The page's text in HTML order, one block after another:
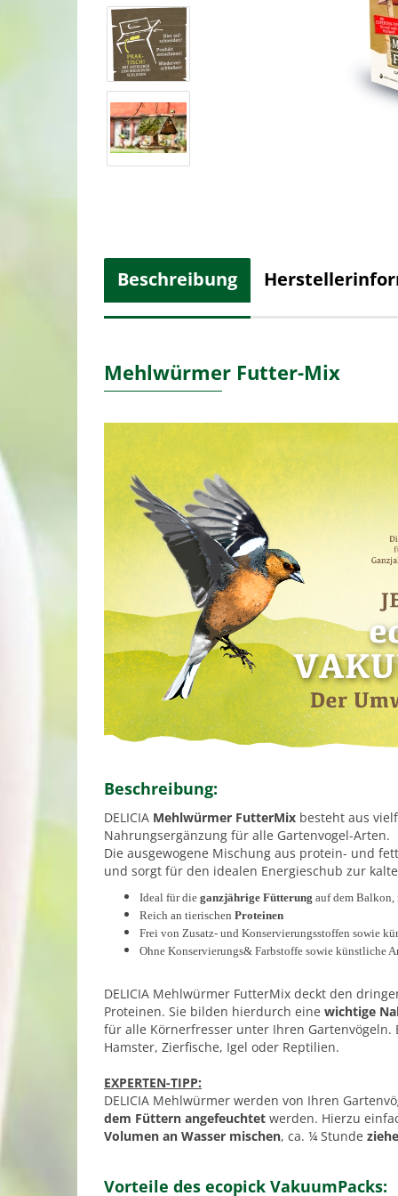
Beschreibung
Mehlwürmer Futter-Mix
Beschreibung:
DELICIA Mehlwürmer FutterMix besteht aus
Nahrungsergänzung für alle Gartenvogel-Arten.
Die ausgewogene Mischung aus protein- und
und sorgt für den idealen Energieschub zur
Ideal für die ganzjährige Fütterung auf dem Balkon,
Reich an tierischen Proteinen
Frei von Zusatz- und Konservierungsstoffen sowie
Ohne Konservierungs& Farbstoffe sowie künstliche
DELICIA Mehlwürmer FutterMix deckt den
Proteinen. Sie bilden hierdurch eine wichtige
für alle Körnerfresser unter Ihren Gartenvögeln.
Hamster, Zierfische, Igel oder Reptilien.
EXPERTEN-TIPP:
DELICIA Mehlwürmer werden von Ihren
dem Füttern angefeuchtet werden. Hierzu
Volumen an Wasser mischen, ca. ¼ Stunde
Vorteile des ecopick VakuumPacks: